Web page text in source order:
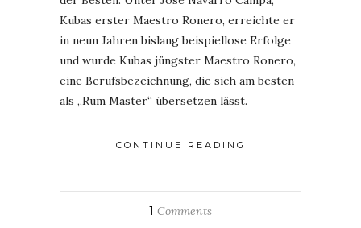
Kubas erster Maestro Ronero, erreichte er
in neun Jahren bislang beispiellose Erfolge
und wurde Kubas jüngster Maestro Ronero,
eine Berufsbezeichnung, die sich am besten
als „Rum Master“ übersetzen lässt.
CONTINUE READING
1 Comments